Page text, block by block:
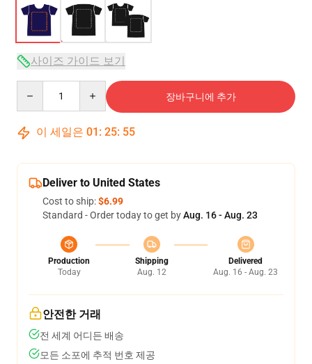
사이즈 가이드 보기
장바구니에 추가
이 세일은 01 : 25: 54
Deliver to United States
Cost to ship:$6.99
Standard - Order today to get byAug. 16 - Aug. 23
Production
Today
Shipping
Aug. 12
Delivered
Aug. 16 - Aug. 23
안전한 거래
전 세계 어디든 배송
모든 소포에 추적 번호 제공